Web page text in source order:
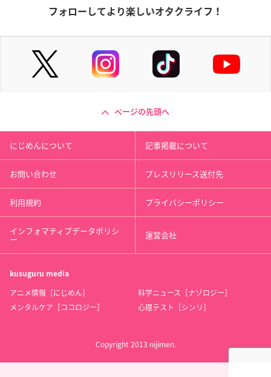
フォローしてより楽しいオタクライフ！
ページの先頭へ
にじめんについて 記事掲載について
お問い合わせ プレスリリース送付先
利用規約 プライバシーポリシー
インフォマティブデータポリシ
ー 運営会社
kusuguru media
アニメ情報［にじめん］
科学ニュース［ナゾロジー］
メンタルケア［ココロジー］
心理テスト［シンリ］
Copyright 2013 nijimen.